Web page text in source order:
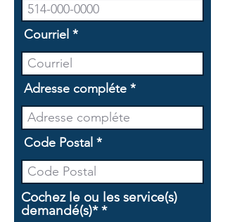
Courriel
Adresse compléte
Code Postal
Cochez le ou les service(s)
demandé(s)* *O